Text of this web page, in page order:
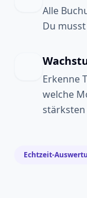
Alle
Du
Erkenne
welche
stärksten
Echtzeit-